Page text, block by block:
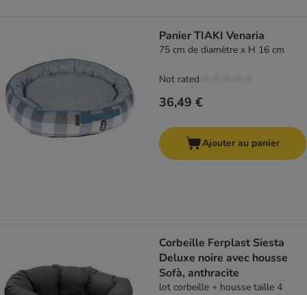
Panier TIAKI Venaria
75 cm de diamètre x H 16 cm
36,49 €
Not rated
Ajouter au panier
Corbeille Ferplast Siesta
Deluxe noire avec housse
Sofà, anthracite
lot corbeille + housse taille 4